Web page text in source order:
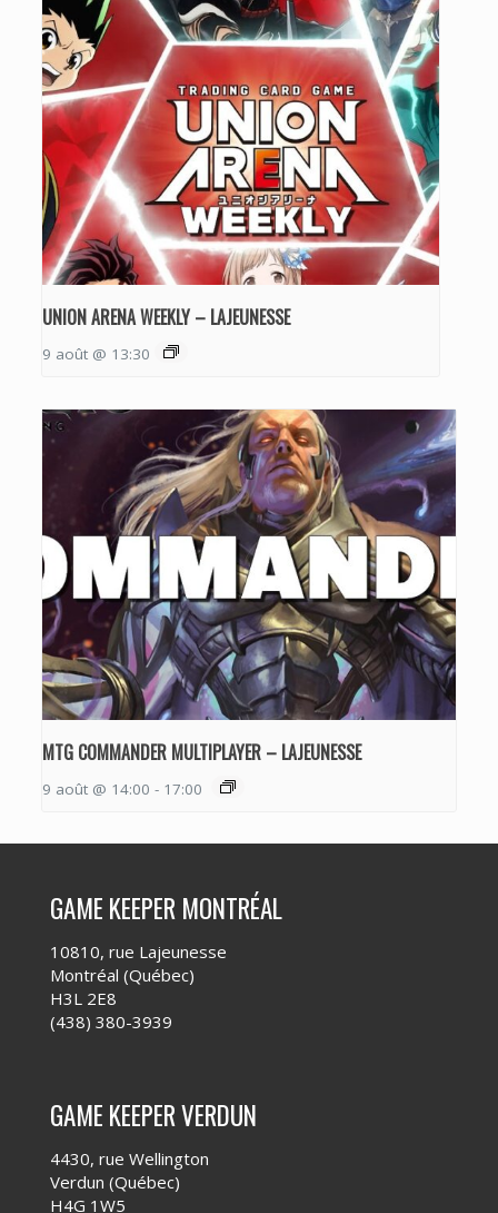
UNION ARENA WEEKLY – LAJEUNESSE
9 août @ 13:30
MTG COMMANDER MULTIPLAYER – LAJEUNESSE
9 août @ 14:00 - 17:00
GAME KEEPER MONTRÉAL
10810, rue Lajeunesse
Montréal (Québec)
H3L 2E8
(438) 380-3939
GAME KEEPER VERDUN
4430, rue Wellington
Verdun (Québec)
H4G 1W5